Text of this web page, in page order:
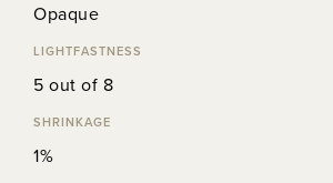
Opaque
LIGHTFASTNESS
5 out of 8
SHRINKAGE
1%